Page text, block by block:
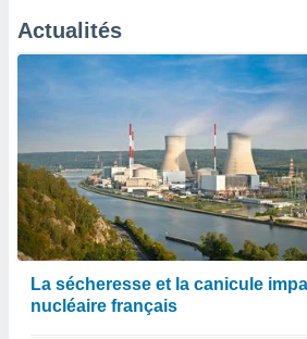
Actualités
La sécheresse et la canicule
nucléaire français